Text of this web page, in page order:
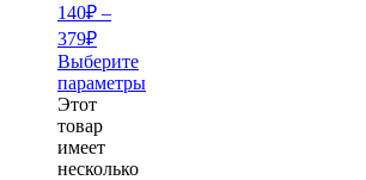
140₽ –
379₽
Выберите
параметры
Этот
товар
имеет
несколько